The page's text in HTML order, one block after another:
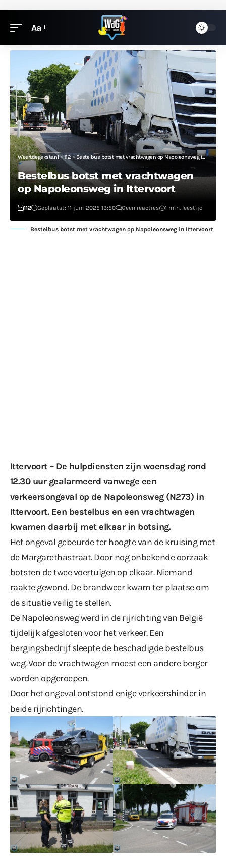
Aa
Weertdegekste.nl>112>Bestelbus botst met vrachtwagen op Napoleonsweg in Ittervoort
Bestelbus botst met vrachtwagen
op Napoleonsweg in Ittervoort
112 Geplaatst: 11 juni 2025 13:50 Geen reacties 1 min. leestijd
Bestelbus botst met vrachtwagen op Napoleonsweg in Ittervoort
Ittervoort – De hulpdiensten zijn woensdag rond
12.30 uur gealarmeerd vanwege een
verkeersongeval op de Napoleonsweg (N273) in
Ittervoort. Een bestelbus en een vrachtwagen
kwamen daarbij met elkaar in botsing.
Het ongeval gebeurde ter hoogte van de kruising met
de Margarethastraat. Door nog onbekende oorzaak
botsten de twee voertuigen op elkaar. Niemand
raakte gewond. De brandweer kwam ter plaatse om
de situatie veilig te stellen.
De Napoleonsweg werd in de rijrichting van België
tijdelijk afgesloten voor het verkeer. Een
bergingsbedrijf sleepte de beschadigde bestelbus
weg. Voor de vrachtwagen moest een andere berger
worden opgeroepen.
Door het ongeval ontstond enige verkeershinder in
beide rijrichtingen.